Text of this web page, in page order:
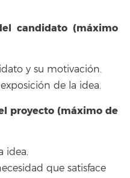
candidato (máximo
y su motivación.
de la idea.
proyecto (máximo de
idea.
que satisface